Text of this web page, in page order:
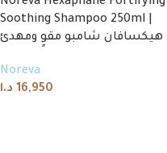
Noreva Hexaphane Fortifying
Soothing Shampoo 250ml |
هيكسافان شامبو مقوٍ ومهدئ
Noreva
16,950 د.ا